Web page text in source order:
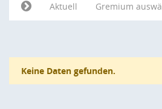
Aktuell
Gremium
Keine Daten gefunden.